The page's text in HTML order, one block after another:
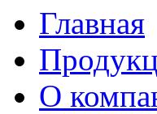
Главная
О